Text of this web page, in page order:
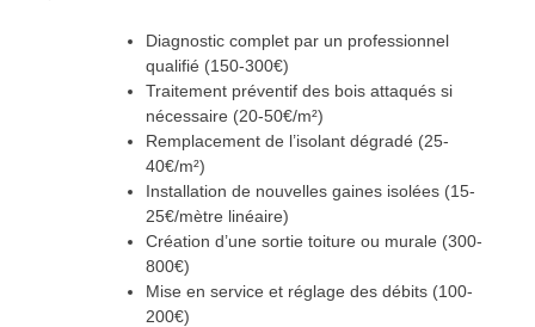
Diagnostic complet par un professionnel
qualifié (150-300€)
Traitement préventif des bois attaqués si
nécessaire (20-50€/m²)
Remplacement de l’isolant dégradé (25-
40€/m²)
Installation de nouvelles gaines isolées (15-
25€/mètre linéaire)
Création d’une sortie toiture ou murale (300-
800€)
Mise en service et réglage des débits (100-
200€)